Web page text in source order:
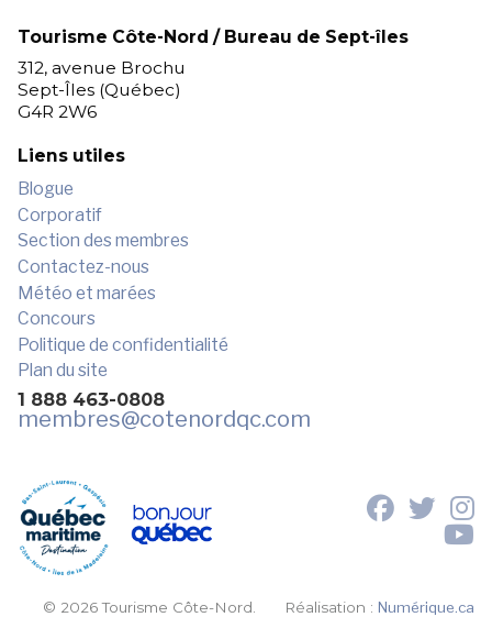
Tourisme Côte-Nord / Bureau de Sept-îles
312, avenue Brochu
Sept-Îles (Québec)
G4R 2W6
Liens utiles
Blogue
Corporatif
Section des membres
Contactez-nous
Météo et marées
Concours
Politique de confidentialité
Plan du site
1 888 463-0808
membres@cotenordqc.com
© 2026 Tourisme Côte-Nord. Réalisation :Numérique.ca